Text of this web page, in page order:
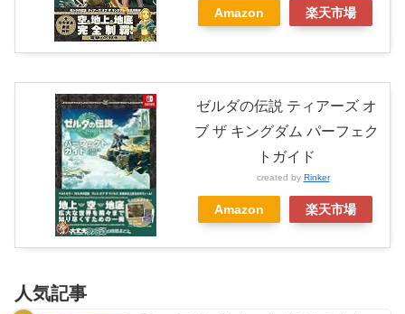
Amazon 楽天市場
ゼルダの伝説 ティアーズ オ
ブ ザ キングダム パーフェク
トガイド
created by Rinker
Amazon 楽天市場
人気記事